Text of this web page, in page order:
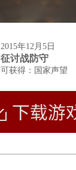
2015年12月5日
征讨战防守
可获得：国家声望